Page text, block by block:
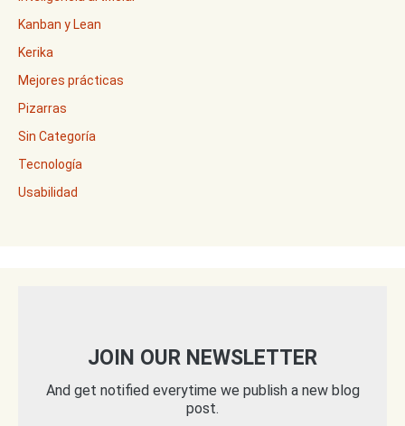
Kanban y Lean
Kerika
Mejores prácticas
Pizarras
Sin Categoría
Tecnología
Usabilidad
JOIN OUR NEWSLETTER
And get notified everytime we publish a new blog
post.